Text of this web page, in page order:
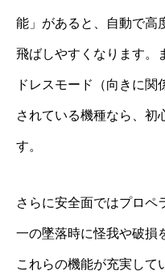
能」があると、自動で高
飛ばしやすくなります。
ドレスモード（向きに
されている機種なら、初
す。
さらに安全面ではプロペ
一の墜落時に怪我や破損
これらの機能が充実して